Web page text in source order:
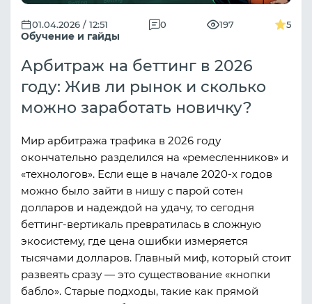
Обучение и гайды
01.04.2026 / 12:51 0 197 5
Арбитраж на беттинг в 2026
году: Жив ли рынок и сколько
можно заработать новичку?
Мир арбитража трафика в 2026 году
окончательно разделился на «ремесленников» и
«технологов». Если еще в начале 2020-х годов
можно было зайти в нишу с парой сотен
долларов и надеждой на удачу, то сегодня
беттинг-вертикаль превратилась в сложную
экосистему, где цена ошибки измеряется
тысячами долларов. Главный миф, который стоит
развеять сразу — это существование «кнопки
бабло». Старые подходы, такие как прямой